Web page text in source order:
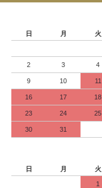
日
月 火
2 3 4
9 10 11
16 17 18
23 24 25
30 31
日
月 火
1